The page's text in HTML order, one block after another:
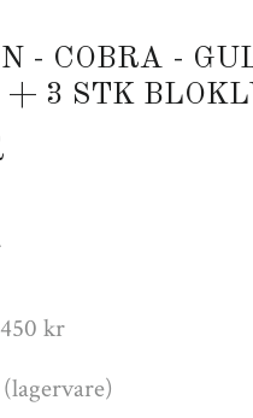
- COBRA -
3 STK
kr